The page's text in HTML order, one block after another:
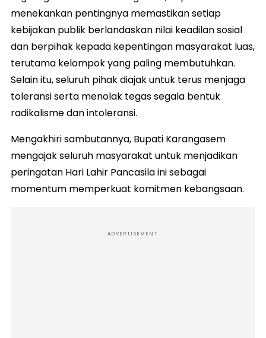
menekankan pentingnya memastikan setiap
kebijakan publik berlandaskan nilai keadilan sosial
dan berpihak kepada kepentingan masyarakat luas,
terutama kelompok yang paling membutuhkan.
Selain itu, seluruh pihak diajak untuk terus menjaga
toleransi serta menolak tegas segala bentuk
radikalisme dan intoleransi.
​Mengakhiri sambutannya, Bupati Karangasem
mengajak seluruh masyarakat untuk menjadikan
peringatan Hari Lahir Pancasila ini sebagai
momentum memperkuat komitmen kebangsaan.
ADVERTISEMENT